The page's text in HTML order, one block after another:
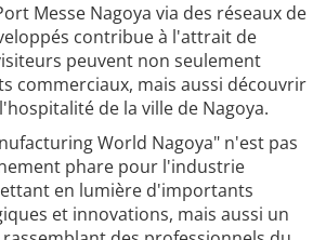
Messe Nagoya via des réseaux de
contribue à l'attrait de
peuvent non seulement
commerciaux, mais aussi découvrir
de la ville de Nagoya.
World Nagoya" n'est pas
phare pour l'industrie
en lumière d'importants
et innovations, mais aussi un